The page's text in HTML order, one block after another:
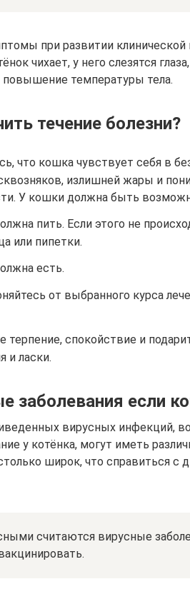
при развитии клинической
чихает, у него слезятся
повышение температуры тела.
течение болезни?
что кошка чувствует себя в
излишней жары и
У кошки должна быть
пить. Если этого не
или пипетки.
есть.
от выбранного курса
терпение, спокойствие и
и ласки.
заболевания если
вирусных инфекций,
у котёнка, могут иметь
широк, что справиться с
считаются вирусные